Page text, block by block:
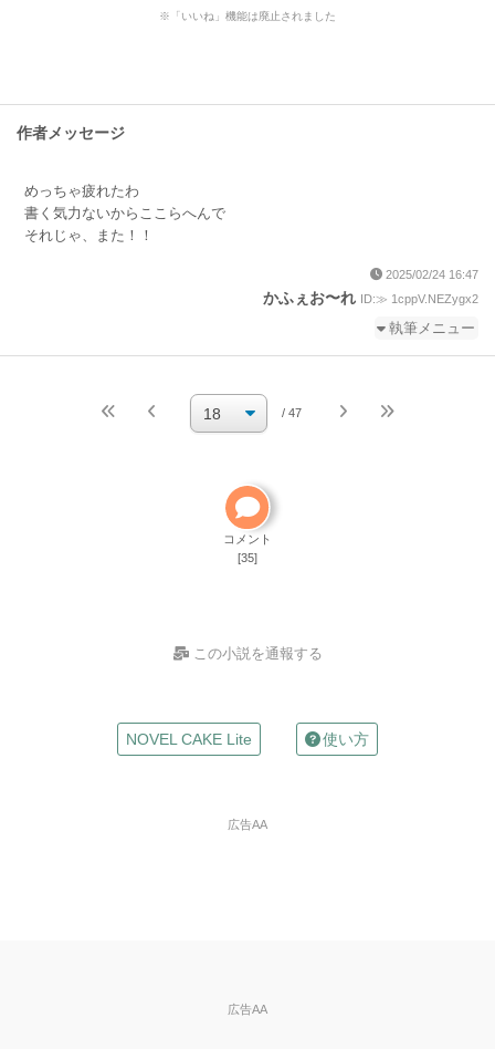
※「いいね」機能は廃止されました
作者メッセージ
めっちゃ疲れたわ
書く気力ないからここらへんで
それじゃ、また！！
2025/02/24 16:47
かふぇお〜れ ID:≫ 1cppV.NEZygx2
執筆メニュー
続きを執筆
/ 47
コメント
[35]
この小説を通報する
※入力した場合は確認メールが自動返信されます
NOVEL CAKE Lite 使い方
広告AA
広告AA